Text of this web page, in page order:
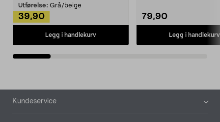
Utførelse: Grå/beige
39,90
Legg i handlekurv
79,90
Legg i handlekurv
Bunntekst
Kundeservice